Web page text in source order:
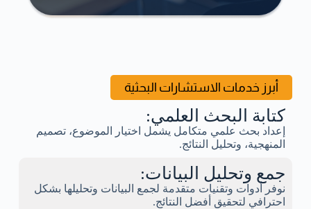
أبرز خدمات الاستشارات البحثية
كتابة البحث العلمي:
إعداد بحث علمي متكامل يشمل اختيار الموضوع، تصميم
المنهجية، وتحليل النتائج.
جمع وتحليل البيانات:
نوفر أدوات وتقنيات متقدمة لجمع البيانات وتحليلها بشكل
احترافي لتحقيق أفضل النتائج.